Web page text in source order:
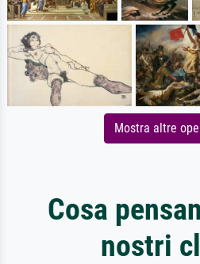
Mostra altre
Cosa
nostri